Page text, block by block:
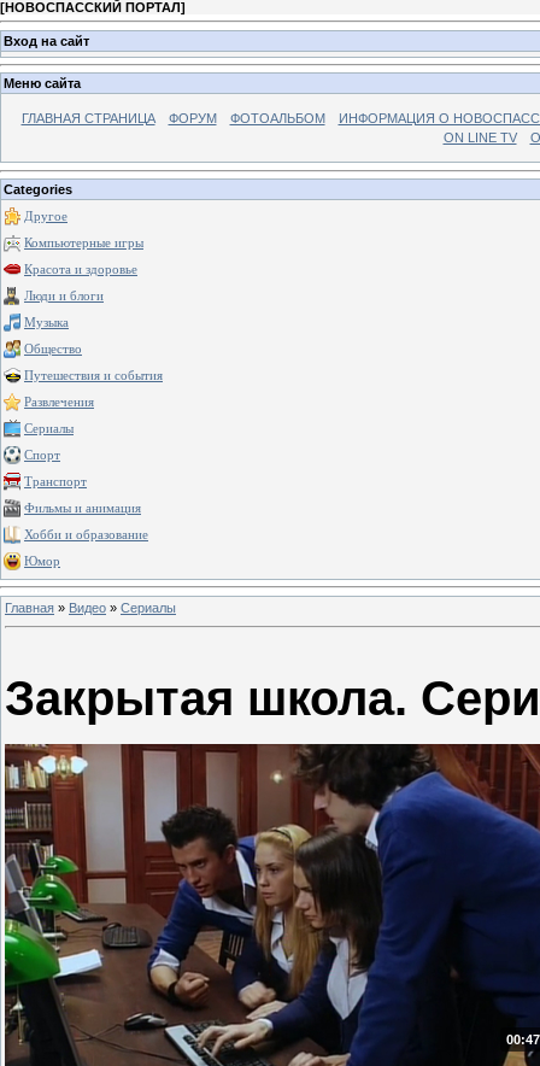
[НОВОСПАССКИЙ ПОРТАЛ]
Вход на сайт
Меню сайта
ГЛАВНАЯ СТРАНИЦА ФОРУМ ФОТОАЛЬБОМ
ИНФОРМАЦИЯ О
ON LINE TV
Categories
Другое
Компьютерные игры
Красота и здоровье
Люди и блоги
Музыка
Общество
Путешествия и события
Развлечения
Сериалы
Спорт
Транспорт
Фильмы и анимация
Хобби и образование
Юмор
Главная » Видео » Сериалы
Закрытая школа.